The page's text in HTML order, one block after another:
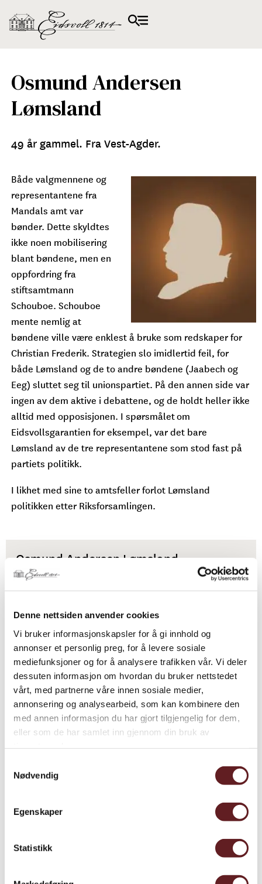
Denne nettsiden anvender cookies
Vi bruker informasjonskapsler for å gi innhold og
annonser et personlig preg, for å levere sosiale
mediefunksjoner og for å analysere trafikken vår. Vi deler
dessuten informasjon om hvordan du bruker nettstedet
vårt, med partnerne våre innen sosiale medier,
annonsering og analysearbeid, som kan kombinere den
med annen informasjon du har gjort tilgjengelig for dem,
eller som de har samlet inn gjennom din bruk av
Nødvendig
Egenskaper
Statistikk
Osmund Andersen
Lømsland
49 år gammel. Fra Vest-Agder.
Både valgmennene og
representantene fra
Mandals amt var
bønder. Dette skyldtes
ikke noen mobilisering
blant bøndene, men en
oppfordring fra
stiftsamtmann
Schouboe. Schouboe
mente nemlig at
bøndene ville være enklest å bruke som redskaper for
Christian Frederik. Strategien slo imidlertid feil, for
både Lømsland og de to andre bøndene (Jaabech og
Eeg) sluttet seg til unionspartiet. På den annen side var
ingen av dem aktive i debattene, og de holdt heller ikke
alltid med opposisjonen. I spørsmålet om
Eidsvollsgarantien for eksempel, var det bare
Lømsland av de tre representantene som stod fast på
partiets politikk.
I likhet med sine to amtsfeller forlot Lømsland
politikken etter Riksforsamlingen.
Osmund Andersen Lømsland
Parti:Unionspartiet
Fylke:Vest-Agder
Yrke: Gårdbruker
Nasjonalitet:Norsk
Alder i 1814:49 år gammel
Valgdistrikt:Mandals amt